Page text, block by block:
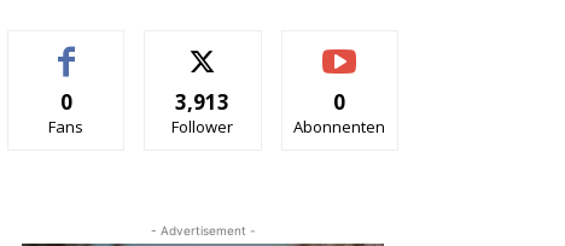
0
Fans
3,913
Follower
0
Abonnenten
- Advertisement -